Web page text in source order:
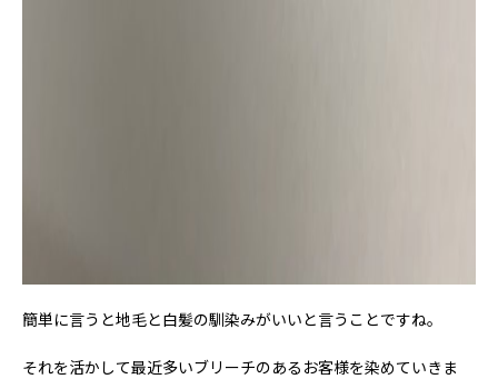
簡単に言うと地毛と白髪の馴染みがいいと言うことですね。
それを活かして最近多いブリーチのあるお客様を染めていきま